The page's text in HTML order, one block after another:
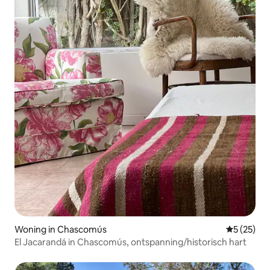
Woning in Chascomús
5 (25)
El Jacarandá in Chascomús, ontspanning/historisch hart